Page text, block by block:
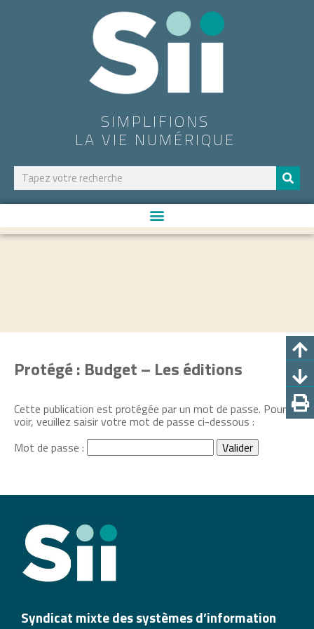
SIMPLIFIONS
LA VIE NUMÉRIQUE
Protégé : Budget – Les éditions
Cette publication est protégée par un mot de passe. Pour la
voir, veuillez saisir votre mot de passe ci-dessous :
Mot de passe :
Syndicat mixte des systèmes d’information